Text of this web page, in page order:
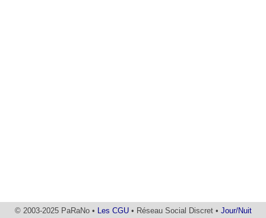
© 2003-2025 PaRaNo • Les CGU• Réseau Social Discret • Jour/Nuit